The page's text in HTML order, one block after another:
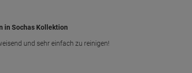
in Sochas Kollektion
und sehr einfach zu reinigen!